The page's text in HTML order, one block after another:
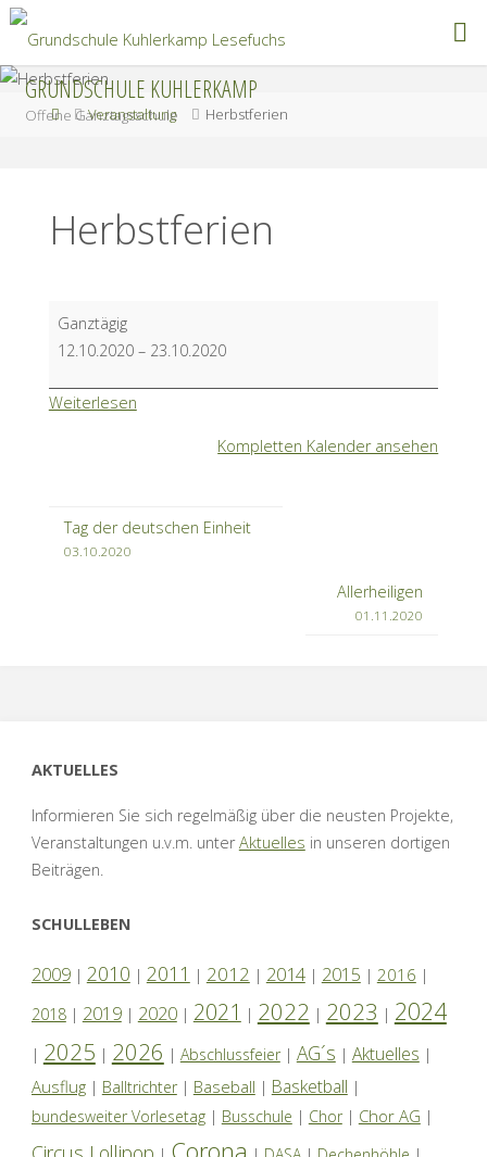
Zum
Inhalt
springen
GRUNDSCHULE KUHLERKAMP
Offene Ganztagsschule
StartVeranstaltung Herbstferien
Herbstferien
Herbstferien
Ganztägig
12.10.2020 – 23.10.2020
Weiterlesen
Kompletten Kalender ansehen
Tag der deutschen Einheit
03.10.2020
Allerheiligen
01.11.2020
AKTUELLES
Informieren Sie sich regelmäßig über die neusten Projekte,
Veranstaltungen u.v.m. unterAktuelles in unseren dortigen
Beiträgen.
SCHULLEBEN
2009| 2010 | 2011 | 2012 | 2014| 2015 | 2016 |
2018| 2019| 2020| 2021 | 2022 | 2023 | 2024
| 2025 | 2026 | Abschlussfeier| AG´s | Aktuelles |
Ausflug| Balltrichter| Baseball | Basketball |
bundesweiter Vorlesetag| Busschule | Chor| Chor AG |
Corona